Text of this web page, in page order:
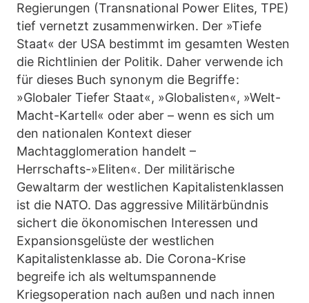
Regierungen (Transnational Power Elites, TPE)
tief vernetzt zusammenwirken. Der »Tiefe
Staat« der USA bestimmt im gesamten Westen
die Richtlinien der Politik. Daher verwende ich
für dieses Buch synonym die Begriffe :
»Globaler Tiefer Staat«, »Globalisten«, »Welt-
Macht-Kartell« oder aber – wenn es sich um
den nationalen Kontext dieser
Machtagglomeration handelt –
Herrschafts-»Eliten«. Der militärische
Gewaltarm der westlichen Kapitalistenklassen
ist die NATO. Das aggressive Militärbündnis
sichert die ökonomischen Interessen und
Expansionsgelüste der westlichen
Kapitalistenklasse ab. Die Corona-Krise
begreife ich als weltumspannende
Kriegsoperation nach außen und nach innen